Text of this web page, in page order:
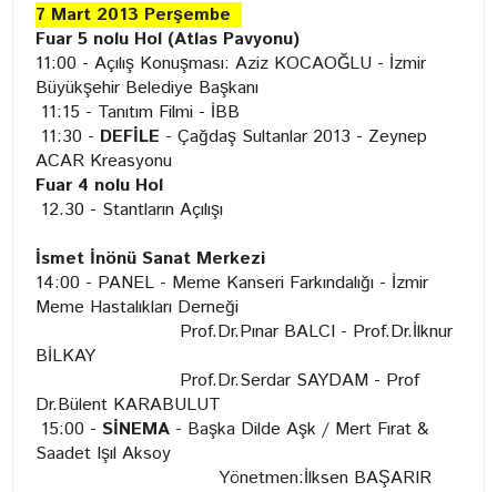
7 Mart 2013 Perşembe
Fuar 5 nolu Hol (Atlas Pavyonu)
11:00 - Açılış Konuşması: Aziz KOCAOĞLU - İzmir
Büyükşehir Belediye Başkanı
11:15 - Tanıtım Filmi - İBB
11:30 - DEFİLE - Çağdaş Sultanlar 2013 - Zeynep
ACAR Kreasyonu
Fuar 4 nolu Hol
12.30 - Stantların Açılışı
İsmet İnönü Sanat Merkezi
14:00 - PANEL - Meme Kanseri Farkındalığı - İzmir
Meme Hastalıkları Derneği
Prof.Dr.Pınar BALCI - Prof.Dr.İlknur
BİLKAY
Prof.Dr.Serdar SAYDAM - Prof
Dr.Bülent KARABULUT
15:00 -SİNEMA - Başka Dilde Aşk / Mert Fırat &
Saadet Işıl Aksoy
Yönetmen:İlksen BAŞARIR